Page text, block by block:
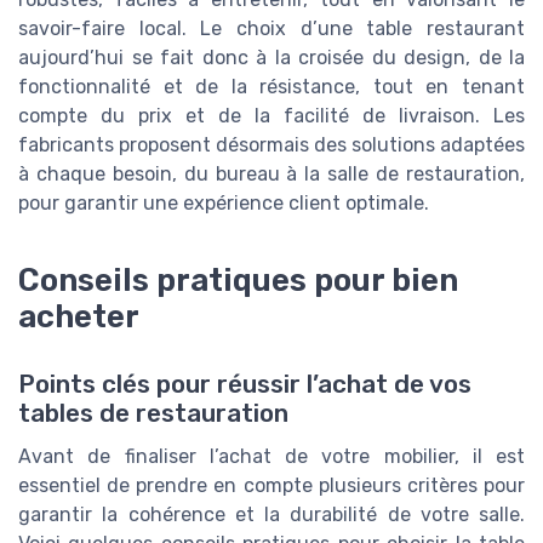
savoir-faire local. Le choix d’une table restaurant
aujourd’hui se fait donc à la croisée du design, de la
fonctionnalité et de la résistance, tout en tenant
compte du prix et de la facilité de livraison. Les
fabricants proposent désormais des solutions adaptées
à chaque besoin, du bureau à la salle de restauration,
pour garantir une expérience client optimale.
Conseils pratiques pour bien
acheter
Points clés pour réussir l’achat de vos
tables de restauration
Avant de finaliser l’achat de votre mobilier, il est
essentiel de prendre en compte plusieurs critères pour
garantir la cohérence et la durabilité de votre salle.